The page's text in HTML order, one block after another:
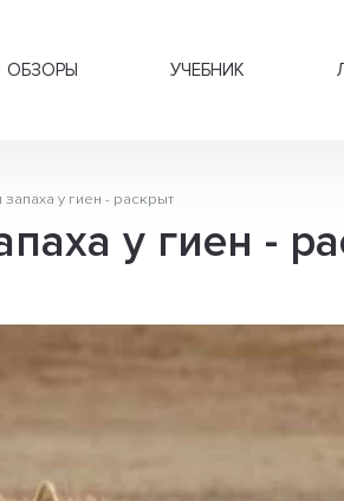
ОБЗОРЫ УЧЕБНИК
у гиен - раскрыт
у гиен -